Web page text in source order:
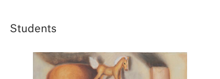
Students